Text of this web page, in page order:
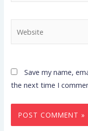
Save my name,
the next time I